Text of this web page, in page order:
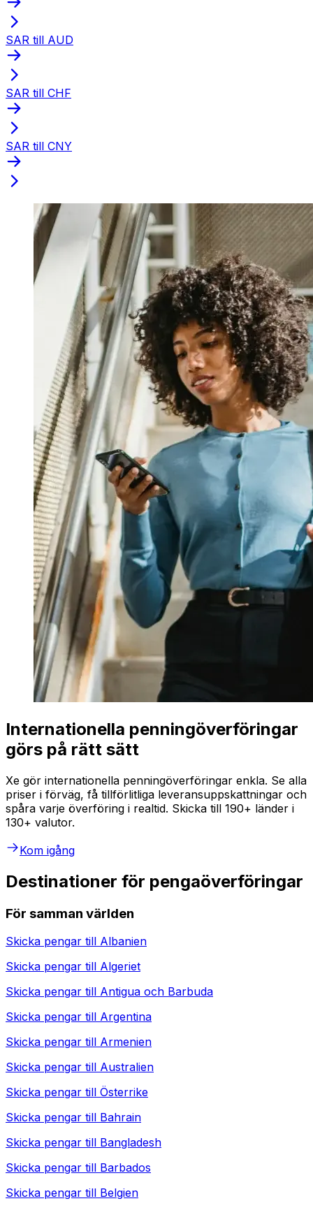
SAR till AUD
SAR till CHF
SAR till CNY
Internationella penningöverföringar
görs på rätt sätt
Xe gör internationella penningöverföringar enkla. Se alla
priser i förväg, få tillförlitliga leveransuppskattningar och
spåra varje överföring i realtid. Skicka till 190+ länder i
130+ valutor.
Kom igång
Destinationer för pengaöverföringar
För samman världen
Skicka pengar till Albanien
Skicka pengar till Algeriet
Skicka pengar till Antigua och Barbuda
Skicka pengar till Argentina
Skicka pengar till Armenien
Skicka pengar till Australien
Skicka pengar till Österrike
Skicka pengar till Bahrain
Skicka pengar till Bangladesh
Skicka pengar till Barbados
Skicka pengar till Belgien